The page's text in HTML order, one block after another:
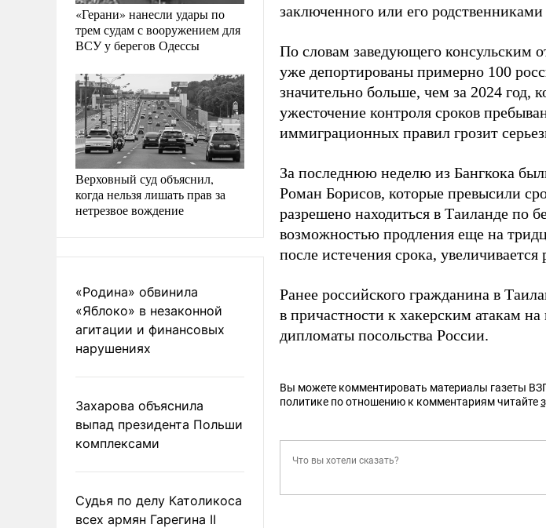
«Герани» нанесли удары по
трем судам с вооружением для
ВСУ у берегов Одессы
Верховный суд объяснил,
когда нельзя лишать прав за
нетрезвое вождение
«Родина» обвинила
«Яблоко» в незаконной
агитации и финансовых
нарушениях
Захарова объяснила
выпад президента Польши
комплексами
Судья по делу Католикоса
всех армян Гарегина II
заключенного или его
По словам заведующего консульским
уже депортированы примерно 100
значительно больше, чем за 2024 год,
ужесточение контроля сроков
иммиграционных правил грозит
За последнюю неделю из Бангкока
Роман Борисов, которые превысили
разрешено находиться в Таиланде по
возможностью продления еще на
после истечения срока,
Ранее российского гражданина в
в причастности к хакерским атакам
дипломаты посольства России.
Вы можете комментировать материалы газеты
политике по отношению к комментариям читайте